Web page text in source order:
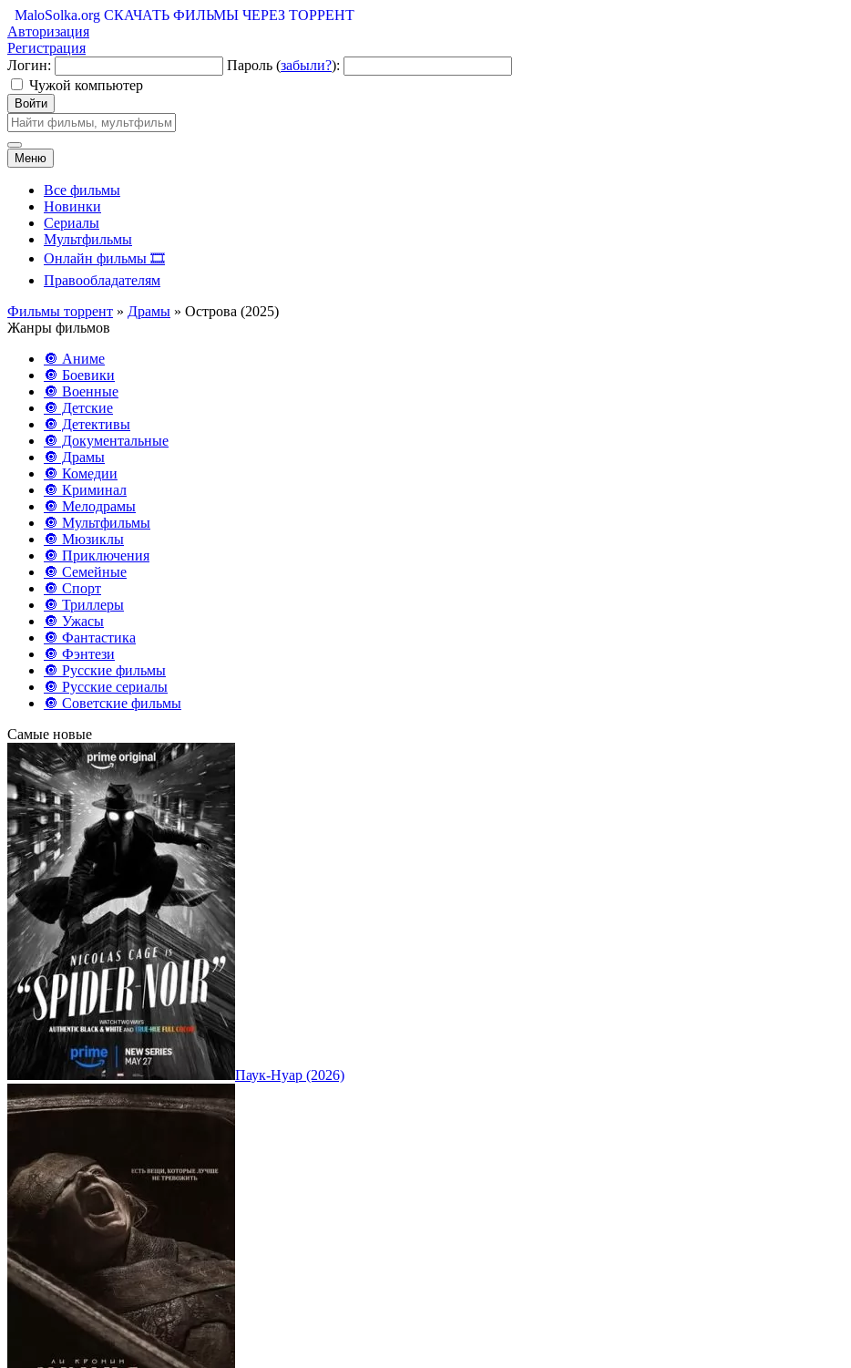
MaloSolka.org СКАЧАТЬ ФИЛЬМЫ ЧЕРЕЗ ТОРРЕНТ
Авторизация
Регистрация
Логин:
Пароль (забыли?):
Чужой компьютер
Войти
Меню
Все фильмы
Новинки
Сериалы
Мультфильмы
Онлайн фильмы 🎞️
Правообладателям
Фильмы торрент » Драмы » Острова (2025)
Жанры фильмов
🔘 Аниме
🔘 Боевики
🔘 Военные
🔘 Детские
🔘 Детективы
🔘 Документальные
🔘 Драмы
🔘 Комедии
🔘 Криминал
🔘 Мелодрамы
🔘 Мультфильмы
🔘 Мюзиклы
🔘 Приключения
🔘 Семейные
🔘 Спорт
🔘 Триллеры
🔘 Ужасы
🔘 Фантастика
🔘 Фэнтези
🔘 Русские фильмы
🔘 Русские сериалы
🔘 Советские фильмы
Самые новые
Паук-Нуар (2026)